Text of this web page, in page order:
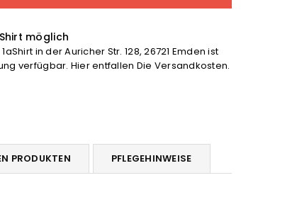
möglich
in der Auricher Str. 128, 26721 Emden ist
verfügbar. Hier entfallen Die Versandkosten.
PRODUKTEN PFLEGEHINWEISE